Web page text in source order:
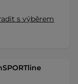
s výběrem